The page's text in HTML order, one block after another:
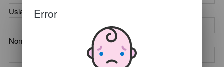
Usia Anda
Nomor Telepon
Error